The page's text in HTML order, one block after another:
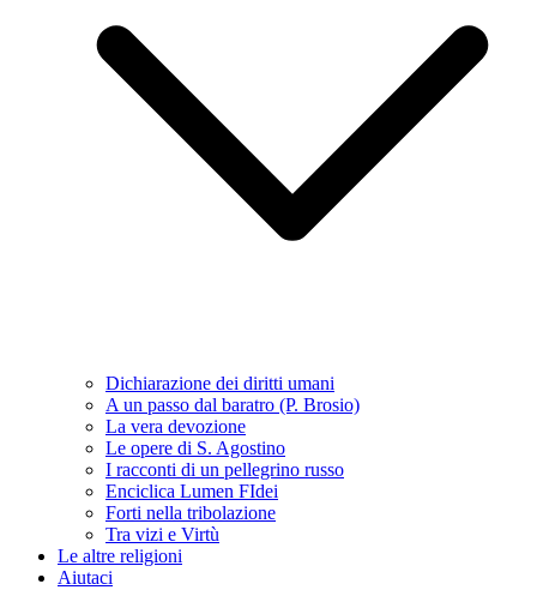
Dichiarazione dei diritti umani
A un passo dal baratro (P. Brosio)
La vera devozione
Le opere di S. Agostino
I racconti di un pellegrino russo
Enciclica Lumen FIdei
Forti nella tribolazione
Tra vizi e Virtù
Le altre religioni
Aiutaci